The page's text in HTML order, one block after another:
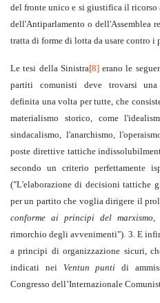
del fronte unico e si giustifica il
dell'Antiparlamento o dell'Assemblea
tratta di forme di lotta da usare contro i
Le tesi della Sinistra[8]erano le
partiti comunisti deve trovarsi una
definita una volta per tutte, che
materialismo storico, come
sindacalismo, l'anarchismo,
poste direttive tattiche
secondo un criterio perfettamente
("L'elaborazione di decisioni tattiche
per un partito che voglia dirigere il
conforme ai principi del marxismo,
rimorchio degli avvenimenti"). 3. E
a principi di organizzazione sicuri,
indicati nei Ventun punti di
Congresso dell’Internazionale